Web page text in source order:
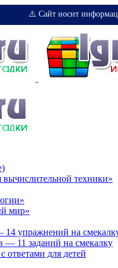
⚠️ Сайт носит
вычислительной техники»
мир»
14 упражнений на
— 11 заданий на смекалку
ответами для детей